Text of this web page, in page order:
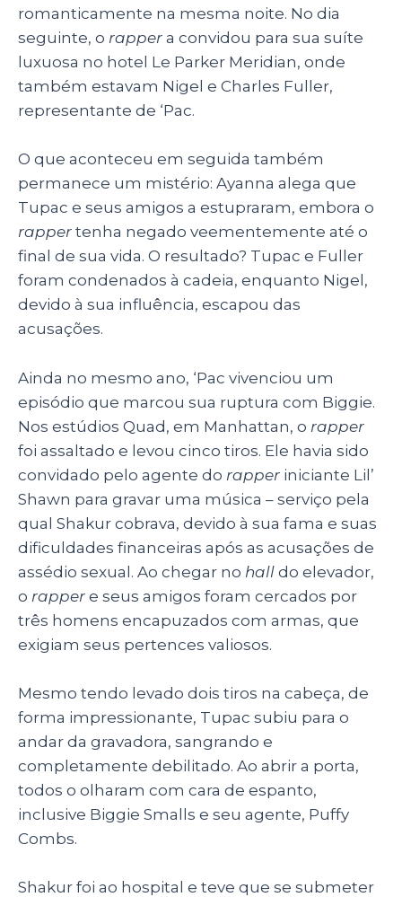
romanticamente na mesma noite. No dia
seguinte, o rapper a convidou para sua suíte
luxuosa no hotel Le Parker Meridian, onde
também estavam Nigel e Charles Fuller,
representante de ‘Pac.
O que aconteceu em seguida também
permanece um mistério: Ayanna alega que
Tupac e seus amigos a estupraram, embora o
rapper tenha negado veementemente até o
final de sua vida. O resultado? Tupac e Fuller
foram condenados à cadeia, enquanto Nigel,
devido à sua influência, escapou das
acusações.
Ainda no mesmo ano, ‘Pac vivenciou um
episódio que marcou sua ruptura com Biggie.
Nos estúdios Quad, em Manhattan, o rapper
foi assaltado e levou cinco tiros. Ele havia sido
convidado pelo agente do rapper iniciante Lil’
Shawn para gravar uma música – serviço pela
qual Shakur cobrava, devido à sua fama e suas
dificuldades financeiras após as acusações de
assédio sexual. Ao chegar no hall do elevador,
o rapper e seus amigos foram cercados por
três homens encapuzados com armas, que
exigiam seus pertences valiosos.
Mesmo tendo levado dois tiros na cabeça, de
forma impressionante, Tupac subiu para o
andar da gravadora, sangrando e
completamente debilitado. Ao abrir a porta,
todos o olharam com cara de espanto,
inclusive Biggie Smalls e seu agente, Puffy
Combs.
Shakur foi ao hospital e teve que se submeter